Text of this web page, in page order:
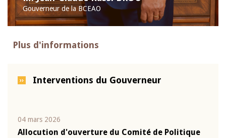
Gouverneur de la BCEAO
Plus d'informations
Interventions du Gouverneur
04 mars 2026
Allocution d'ouverture du Comité de Politique